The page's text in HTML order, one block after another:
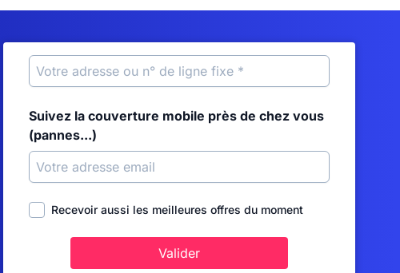
Suivez la couverture mobile près de chez vous
(pannes...)
Recevoir aussi les meilleures offres du moment
Valider